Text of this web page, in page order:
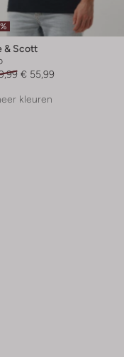
& Scott
€ 55,99
kleuren